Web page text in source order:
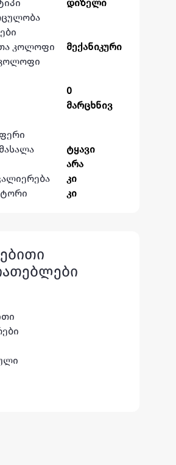
დიზელი
კოლოფი
მექანიკური
კოლოფი
0
მარცხნივ
ტყავი
არა
კი
კი